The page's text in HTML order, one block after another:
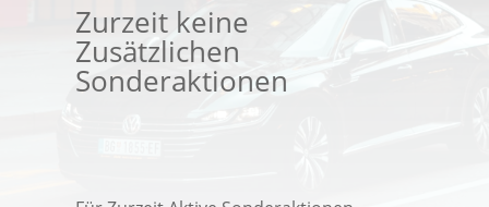
Zurzeit keine
Zusätzlichen
Sonderaktionen